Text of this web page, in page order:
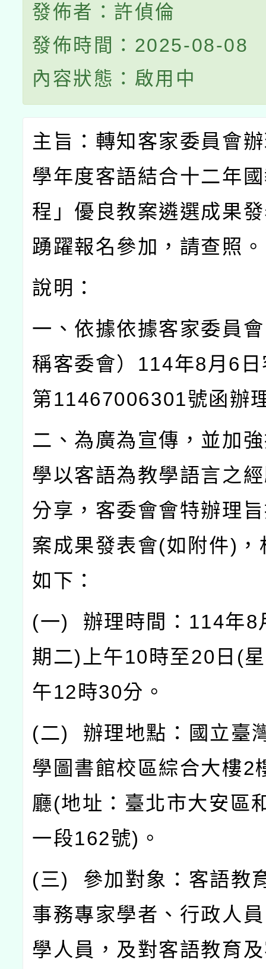
發佈者：許偵倫
發佈時間：2025-08-08
內容狀態：啟用中
主旨：轉知客家委員會
學年度客語結合十二年
程」優良教案遴選成果
踴躍報名參加，請查照。
說明：
一、依據依據客家委員
稱客委會） 114年8月 6
第11467006301號函辦
二、為廣為宣傳，並加
學以客語為教學語言之
分享，客委會會特辦理
案成果發表會(如附件)
如下：
(一) 辦理時間： 114年8
期二) 上午10 時至20 日 (
午12 時30分。
(二) 辦理地點：國立臺
學圖書館校區綜合大樓2
廳(地址：臺北市大安區
一段162號) 。
(三) 參加對象：客語教
事務專家學者、行政人
學人員，及對客語教育